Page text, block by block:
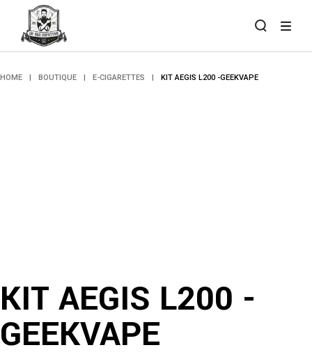
content
HOME BOUTIQUE E-CIGARETTES KIT AEGIS L200 -GEEKVAPE
KIT AEGIS L200 -
GEEKVAPE